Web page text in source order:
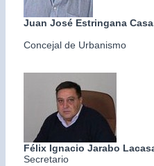
Juan José Estringana
Concejal de Urbanismo
Félix Ignacio Jarabo
Secretario